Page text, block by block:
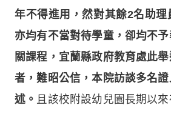
年不得進用，然對其餘2名助
亦均有不當對待學童，卻均不
關課程，宜蘭縣政府教育處此
者，難昭公信，本院訪談多名
述。 且該校附設幼兒園長期以